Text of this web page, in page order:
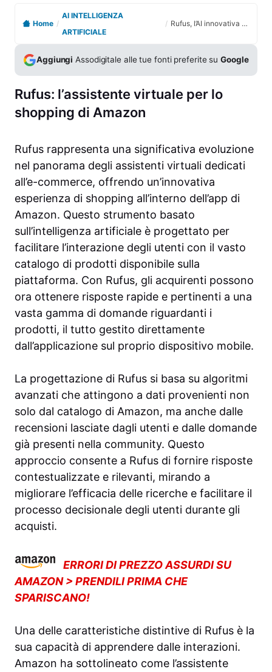
Home /
AI INTELLIGENZA
ARTIFICIALE
/ Rufus, l’AI innovativa per facilitare lo shopping su Amazon in Italia
Aggiungi Assodigitale alle tue fonti preferite suGoogle
Rufus: l’assistente virtuale per lo
shopping di Amazon
Rufus rappresenta una significativa evoluzione
nel panorama degli assistenti virtuali dedicati
all’e-commerce, offrendo un’innovativa
esperienza di shopping all’interno dell’app di
Amazon. Questo strumento basato
sull’intelligenza artificiale è progettato per
facilitare l’interazione degli utenti con il vasto
catalogo di prodotti disponibile sulla
piattaforma. Con Rufus, gli acquirenti possono
ora ottenere risposte rapide e pertinenti a una
vasta gamma di domande riguardanti i
prodotti, il tutto gestito direttamente
dall’applicazione sul proprio dispositivo mobile.
La progettazione di Rufus si basa su algoritmi
avanzati che attingono a dati provenienti non
solo dal catalogo di Amazon, ma anche dalle
recensioni lasciate dagli utenti e dalle domande
già presenti nella community. Questo
approccio consente a Rufus di fornire risposte
contestualizzate e rilevanti, mirando a
migliorare l’efficacia delle ricerche e facilitare il
processo decisionale degli utenti durante gli
acquisti.
ERRORI DI PREZZO ASSURDI SU
AMAZON > PRENDILI PRIMA CHE
SPARISCANO!
Una delle caratteristiche distintive di Rufus è la
sua capacità di apprendere dalle interazioni.
Amazon ha sottolineato come l’assistente